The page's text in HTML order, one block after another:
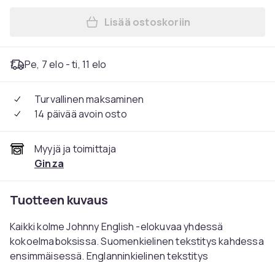
Lisää Johnny English: 3
Lisää ostoskoriin
Pe, 7 elo - ti, 11 elo
Turvallinen maksaminen
14 päivää avoin osto
Myyjä ja toimittaja
Ginza
Tuotteen kuvaus
Kaikki kolme Johnny English -elokuvaa yhdessä
kokoelmaboksissa. Suomenkielinen tekstitys kahdessa
ensimmäisessä. Englanninkielinen tekstitys